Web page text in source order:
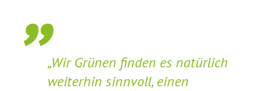
„Wir Grünen finden es natürlich
weiterhin sinnvoll, einen